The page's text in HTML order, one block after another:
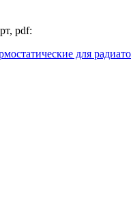
pdf:
для